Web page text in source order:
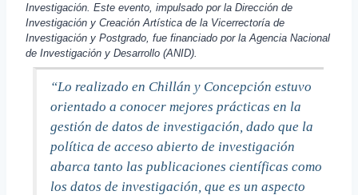
Investigación. Este evento, impulsado por la Dirección de
Investigación y Creación Artística de la Vicerrectoría de
Investigación y Postgrado, fue financiado por la Agencia Nacional
de Investigación y Desarrollo (ANID).
“Lo realizado en Chillán y Concepción estuvo
orientado a conocer mejores prácticas en la
gestión de datos de investigación, dado que la
política de acceso abierto de investigación
abarca tanto las publicaciones científicas como
los datos de investigación, que es un aspecto